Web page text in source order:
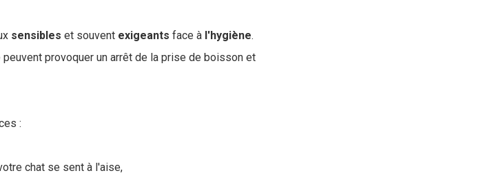
sensibles et souvent exigeants face à l'hygiène.
provoquer un arrêt de la prise de boisson et
:
chat se sent à l'aise,